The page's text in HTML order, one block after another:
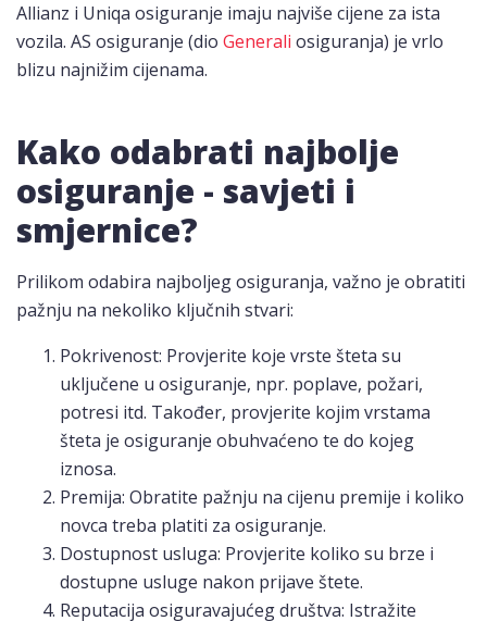
Allianz i Uniqa osiguranje imaju najviše cijene za ista
vozila. AS osiguranje (dio Generali osiguranja) je vrlo
blizu najnižim cijenama.
Kako odabrati najbolje
osiguranje - savjeti i
smjernice?
Prilikom odabira najboljeg osiguranja, važno je obratiti
pažnju na nekoliko ključnih stvari:
Pokrivenost: Provjerite koje vrste šteta su
uključene u osiguranje, npr. poplave, požari,
potresi itd. Također, provjerite kojim vrstama
šteta je osiguranje obuhvaćeno te do kojeg
iznosa.
Premija: Obratite pažnju na cijenu premije i koliko
novca treba platiti za osiguranje.
Dostupnost usluga: Provjerite koliko su brze i
dostupne usluge nakon prijave štete.
Reputacija osiguravajućeg društva: Istražite